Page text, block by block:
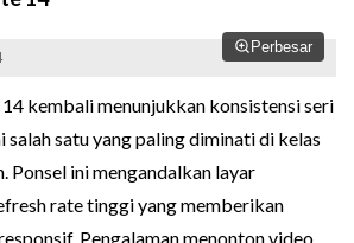
Perbesar
kembali menunjukkan konsistensi seri
salah satu yang paling diminati di kelas
Ponsel ini mengandalkan layar
rate tinggi yang memberikan
Pengalaman menonton video,